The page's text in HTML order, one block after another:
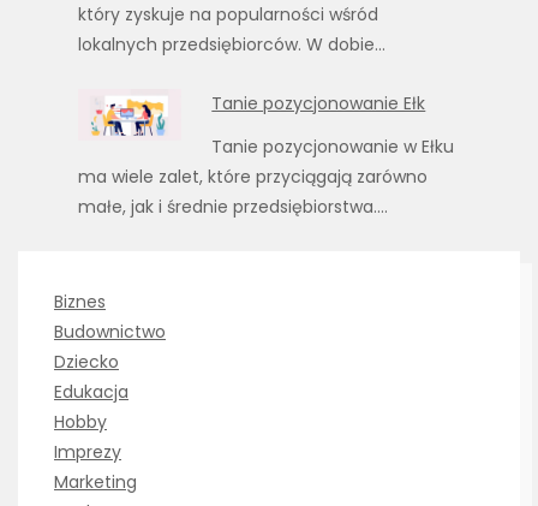
który zyskuje na popularności wśród
lokalnych przedsiębiorców. W dobie…
Tanie pozycjonowanie Ełk
Tanie pozycjonowanie w Ełku
ma wiele zalet, które przyciągają zarówno
małe, jak i średnie przedsiębiorstwa.…
Biznes
Budownictwo
Dziecko
Edukacja
Hobby
Imprezy
Marketing